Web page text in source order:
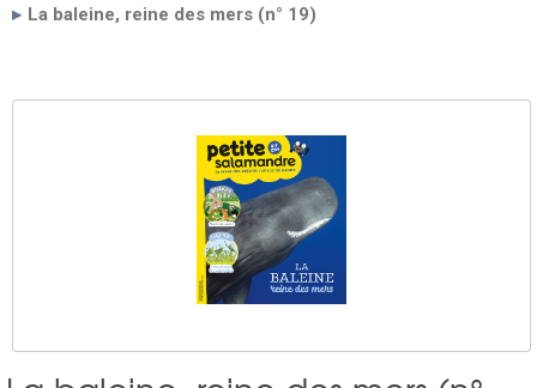
La baleine, reine des mers (n° 19)